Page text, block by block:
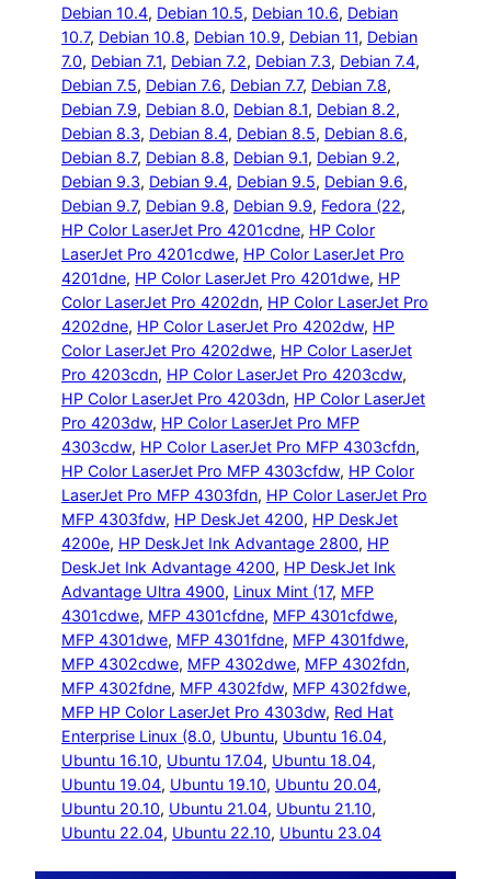
Debian 10.4, Debian 10.5, Debian 10.6, Debian
10.7, Debian 10.8, Debian 10.9, Debian 11, Debian
7.0, Debian 7.1, Debian 7.2, Debian 7.3, Debian 7.4
Debian 7.5, Debian 7.6, Debian 7.7, Debian 7.8
Debian 7.9, Debian 8.0, Debian 8.1, Debian 8.2
Debian 8.3, Debian 8.4, Debian 8.5, Debian 8.6
Debian 8.7, Debian 8.8, Debian 9.1, Debian 9.2
Debian 9.3, Debian 9.4, Debian 9.5, Debian 9.6
Debian 9.7, Debian 9.8, Debian 9.9, Fedora (22
HP Color LaserJet Pro 4201cdne, HP Color
LaserJet Pro 4201cdwe, HP Color LaserJet Pro
4201dne, HP Color LaserJet Pro 4201dwe, HP
Color LaserJet Pro 4202dn, HP Color LaserJet Pro
4202dne, HP Color LaserJet Pro 4202dw, HP
Color LaserJet Pro 4202dwe, HP Color LaserJet
Pro 4203cdn, HP Color LaserJet Pro 4203cdw
HP Color LaserJet Pro 4203dn, HP Color LaserJet
Pro 4203dw, HP Color LaserJet Pro MFP
4303cdw, HP Color LaserJet Pro MFP 4303cfdn
HP Color LaserJet Pro MFP 4303cfdw, HP Color
LaserJet Pro MFP 4303fdn, HP Color LaserJet Pro
MFP 4303fdw, HP DeskJet 4200, HP DeskJet
4200e, HP DeskJet Ink Advantage 2800, HP
DeskJet Ink Advantage 4200, HP DeskJet Ink
Advantage Ultra 4900, Linux Mint (17, MFP
4301cdwe, MFP 4301cfdne, MFP 4301cfdwe
MFP 4301dwe, MFP 4301fdne, MFP 4301fdwe
MFP 4302cdwe, MFP 4302dwe, MFP 4302fdn
MFP 4302fdne, MFP 4302fdw, MFP 4302fdwe
MFP HP Color LaserJet Pro 4303dw, Red Hat
Enterprise Linux (8.0, Ubuntu, Ubuntu 16.04
Ubuntu 16.10, Ubuntu 17.04, Ubuntu 18.04
Ubuntu 19.04, Ubuntu 19.10, Ubuntu 20.04
Ubuntu 20.10, Ubuntu 21.04, Ubuntu 21.10
Ubuntu 22.04, Ubuntu 22.10, Ubuntu 23.04